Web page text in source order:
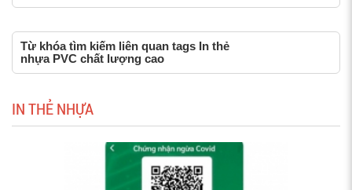
Từ khóa tìm kiếm liên quan tags In thẻ
nhựa PVC chất lượng cao
IN THẺ NHỰA